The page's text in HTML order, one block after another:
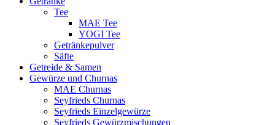
Tee
MAE Tee
YOGI Tee
Getränkepulver
Säfte
Getreide & Samen
Gewürze und Churnas
MAE Churnas
Seyfrieds Churnas
Seyfrieds Einzelgewürze
Seyfrieds Gewürzmischungen